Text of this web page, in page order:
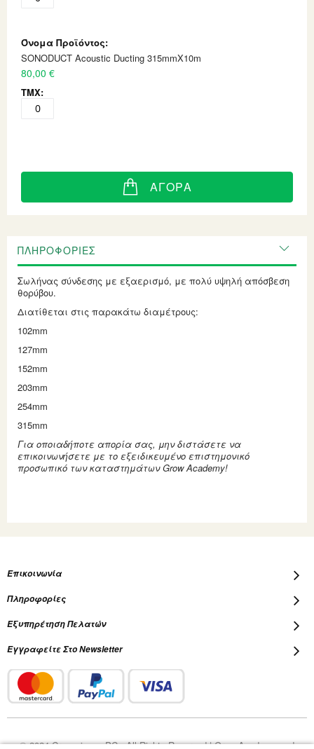
SONODUCT Acoustic Ducting 315mmX10m
80,00 €
ΑΓΟΡΆ
ΠΛΗΡΟΦΟΡΊΕΣ
Σωλήνας σύνδεσης με εξαερισμό, με πολύ υψηλή απόσβεση
θορύβου.
Διατίθεται στις παρακάτω διαμέτρους:
102mm
127mm
152mm
203mm
254mm
315mm
Για οποιαδήποτε απορία σας, μην διστάσετε να
επικοινωνήσετε με το εξειδικευμένο επιστημονικό
προσωπικό των καταστημάτων Grow Academy!
Επικοινωνία
Πληροφορίες
Εξυπηρέτηση Πελατών
Εγγραφείτε Στο Newsletter
© 2024 Cropscience PC - All Rights Reserved | Grow Academy and